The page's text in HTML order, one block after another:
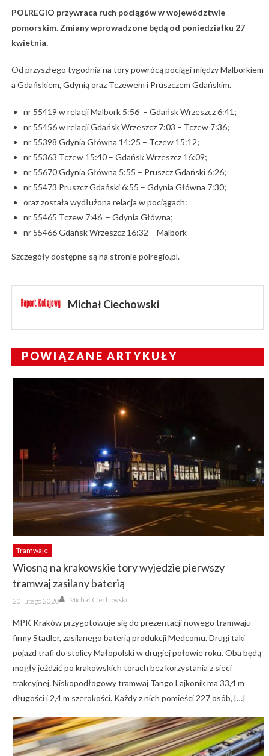
POLREGIO przywraca ruch pociągów w województwie
pomorskim. Zmiany wprowadzone będą od poniedziałku 27
kwietnia.
Od przyszłego tygodnia na tory powrócą pociągi między Malborkiem
a Gdańskiem, Gdynią oraz Tczewem i Pruszczem Gdańskim.
nr 55419 w relacji Malbork 5:56 – Gdańsk Wrzeszcz 6:41;
nr 55456 w relacji Gdańsk Wrzeszcz 7:03 – Tczew 7:36;
nr 55398 Gdynia Główna 14:25 – Tczew 15:12;
nr 55363 Tczew 15:40 – Gdańsk Wrzeszcz 16:09;
nr 55670 Gdynia Główna 5:55 – Pruszcz Gdański 6:26;
nr 55473 Pruszcz Gdański 6:55 – Gdynia Główna 7:30;
oraz została wydłużona relacja w pociągach:
nr 55465 Tczew 7:46 – Gdynia Główna;
nr 55466 Gdańsk Wrzeszcz 16:32 – Malbork
Szczegóły dostępne są na stronie polregio.pl.
Michał Ciechowski
POWIĄZANE ARTYKUŁY
Tramwaje
Wiosną na krakowskie tory wyjedzie pierwszy
tramwaj zasilany baterią
Posted
on
20 lutego 2020 Author
Michał Ciechowski
MPK Kraków przygotowuje się do prezentacji nowego tramwaju
firmy Stadler, zasilanego baterią produkcji Medcomu. Drugi taki
pojazd trafi do stolicy Małopolski w drugiej połowie roku. Oba będą
mogły jeździć po krakowskich torach bez korzystania z sieci
trakcyjnej. Niskopodłogowy tramwaj Tango Lajkonik ma 33,4 m
długości i 2,4 m szerokości. Każdy z nich pomieści 227 osób, […]